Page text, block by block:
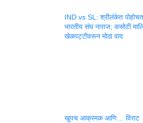
IND vs SL: श्रीलंकेत
भारतीय संघ नाराज; कसोटी
खेळपट्टीवरून मोठा वाद
खूपच आक्रमक आणि… विराट